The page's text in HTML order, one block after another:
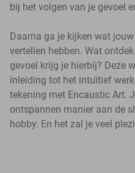
bij het volgen van je gevoel
Daarna ga je kijken wat
vertellen hebben. Wat
gevoel krijg je hierbij? Deze
inleiding tot het intuïtief
tekening met Encaustic Art.
ontspannen manier aan de
hobby. En het zal je veel